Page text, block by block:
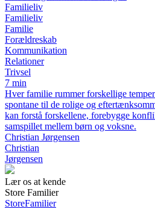
Familieliv
Familieliv
Familie
Forældreskab
Kommunikation
Relationer
Trivsel
7 min
Hver familie rummer forskellige
spontane til de rolige og
kan forstå forskellene, forebygge
samspillet mellem børn og voksne.
Christian Jørgensen
Christian
Jørgensen
Lær os at kende
Store Familier
StoreFamilier